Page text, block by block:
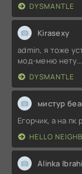
DYSMANTLE
Kirasexy
admin, я тоже
мод-меню
DYSMANTLE
мистур
Егорчик, а на пк
HELLO
Alinka